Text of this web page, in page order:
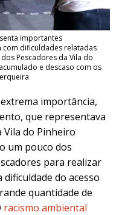
importantes
dificuldades relatadas
Pescadores da Vila do
e descaso com os
importância,
que representava
Vila do Pinheiro
um pouco dos
para realizar
do acesso
quantidade de
racismo ambiental